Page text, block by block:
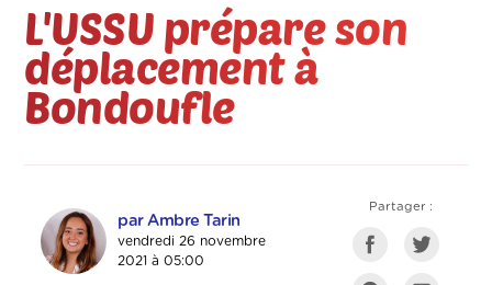
L'USSU prépare son
déplacement à
Bondoufle
par Ambre Tarin
vendredi 26 novembre
2021 à 05:00
Partager :